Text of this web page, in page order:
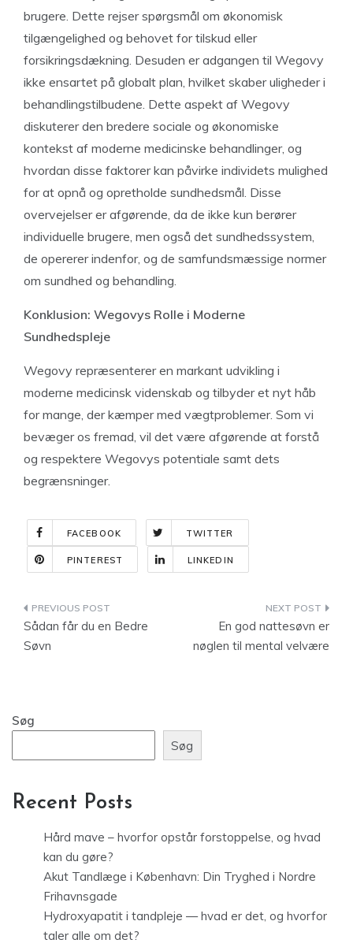
brugere. Dette rejser spørgsmål om økonomisk
tilgængelighed og behovet for tilskud eller
forsikringsdækning. Desuden er adgangen til Wegovy
ikke ensartet på globalt plan, hvilket skaber uligheder i
behandlingstilbudene. Dette aspekt af Wegovy
diskuterer den bredere sociale og økonomiske
kontekst af moderne medicinske behandlinger, og
hvordan disse faktorer kan påvirke individets mulighed
for at opnå og opretholde sundhedsmål. Disse
overvejelser er afgørende, da de ikke kun berører
individuelle brugere, men også det sundhedssystem,
de opererer indenfor, og de samfundsmæssige normer
om sundhed og behandling.
Konklusion: Wegovys Rolle i Moderne
Sundhedspleje
Wegovy repræsenterer en markant udvikling i
moderne medicinsk videnskab og tilbyder et nyt håb
for mange, der kæmper med vægtproblemer. Som vi
bevæger os fremad, vil det være afgørende at forstå
og respektere Wegovys potentiale samt dets
begrænsninger.
FACEBOOK TWITTER
PINTEREST LINKEDIN
Indlægsnavigation
Sådan får du en Bedre
Søvn
En god nattesøvn er
nøglen til mental velvære
Søg
Søg
Recent Posts
Hård mave – hvorfor opstår forstoppelse, og hvad
kan du gøre?
Akut Tandlæge i København: Din Tryghed i Nordre
Frihavnsgade
Hydroxyapatit i tandpleje — hvad er det, og hvorfor
taler alle om det?